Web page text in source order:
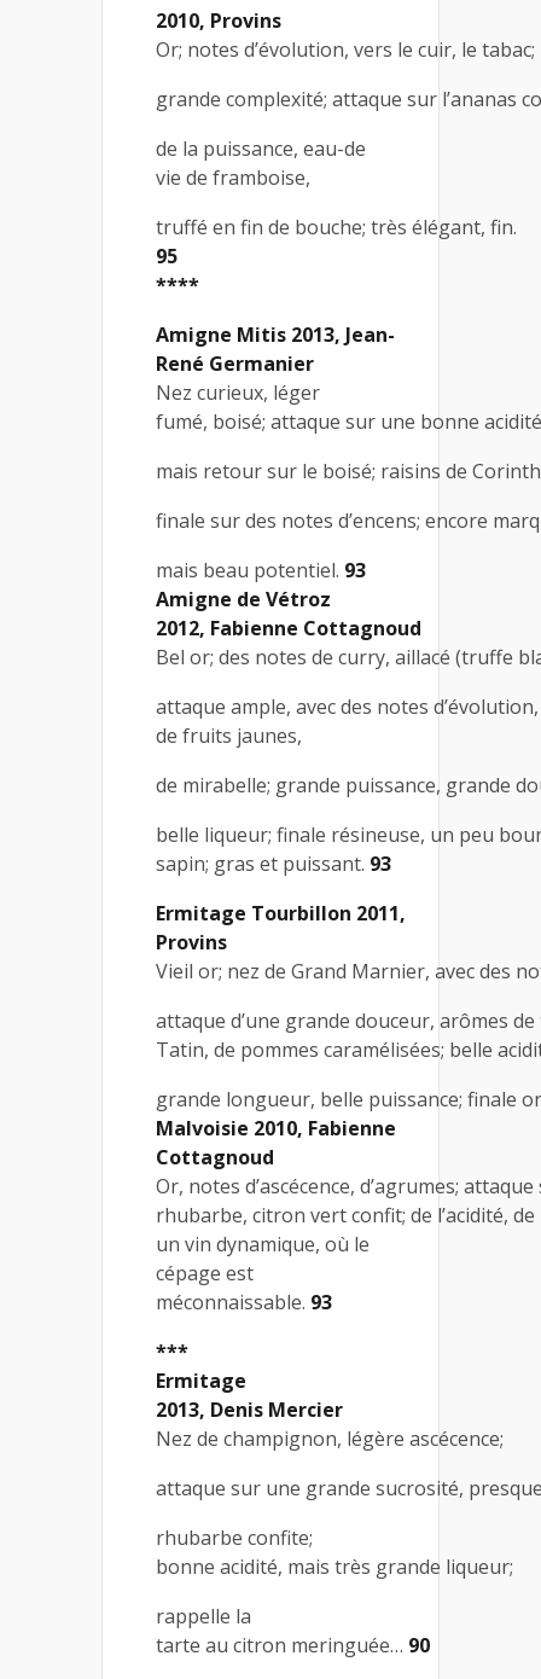
2010, Provins
Or; notes d’évolution, vers le cuir, le tabac;
grande complexité; attaque sur l’ananas
de la puissance, eau-de
vie de framboise,
truffé en fin de bouche; très élégant, fin.
95
****
Amigne Mitis 2013, Jean-
René Germanier
Nez curieux, léger
fumé, boisé; attaque sur une bonne
mais retour sur le boisé; raisins de
finale sur des notes d’encens; encore
mais beau potentiel. 93
Amigne de Vétroz
2012, Fabienne Cottagnoud
Bel or; des notes de curry, aillacé (truffe
attaque ample, avec des notes d’évolution,
de fruits jaunes,
de mirabelle; grande puissance, grande
belle liqueur; finale résineuse, un peu
sapin; gras et puissant. 93
Ermitage Tourbillon 2011,
Provins
Vieil or; nez de Grand Marnier, avec des
attaque d’une grande douceur, arômes
Tatin, de pommes caramélisées; belle
grande longueur, belle puissance; finale
Malvoisie 2010, Fabienne
Cottagnoud
Or, notes d’ascécence, d’agrumes;
rhubarbe, citron vert confit; de l’acidité,
un vin dynamique, où le
cépage est
méconnaissable. 93
***
Ermitage
2013, Denis Mercier
Nez de champignon, légère ascécence;
attaque sur une grande sucrosité,
rhubarbe confite;
bonne acidité, mais très grande liqueur;
rappelle la
tarte au citron meringuée… 90